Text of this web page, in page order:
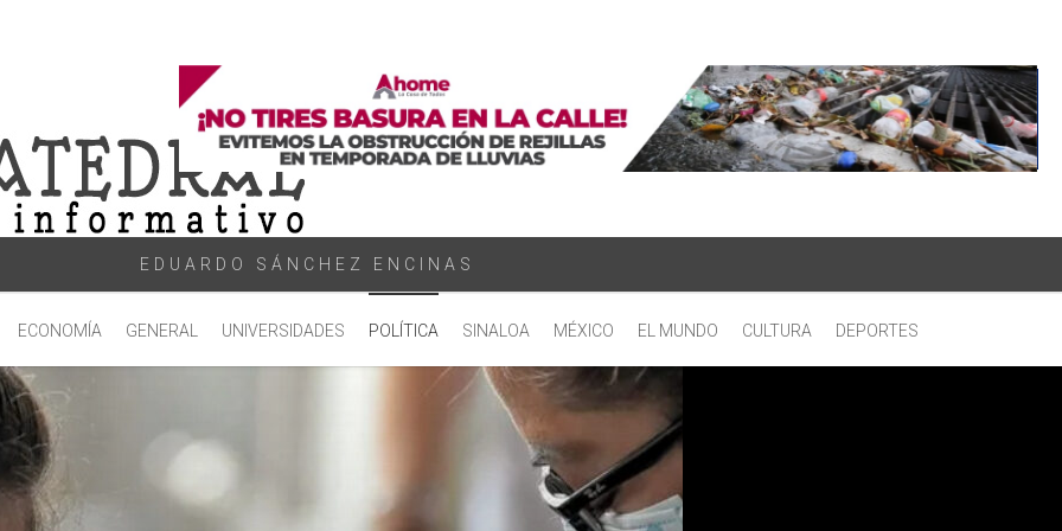
EDUARDO SÁNCHEZ ENCINAS
ECONOMÍA GENERAL UNIVERSIDADES POLÍTICA SINALOA MÉXICO EL MUNDO CULTURA DEPORTES